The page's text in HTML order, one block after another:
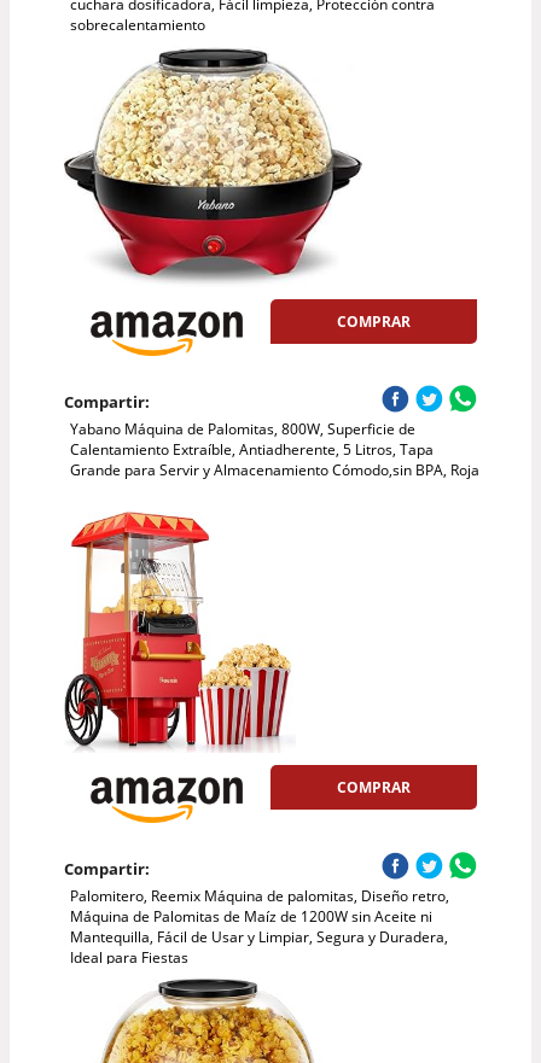
sobrecalentamiento
COMPRAR
Compartir:
Yabano Máquina de Palomitas, 800W, Superficie de
Calentamiento Extraíble, Antiadherente, 5 Litros, Tapa
Grande para Servir y Almacenamiento Cómodo,sin BPA, Roja
COMPRAR
Compartir:
Palomitero, Reemix Máquina de palomitas, Diseño retro,
Máquina de Palomitas de Maíz de 1200W sin Aceite ni
Mantequilla, Fácil de Usar y Limpiar, Segura y Duradera,
Ideal para Fiestas